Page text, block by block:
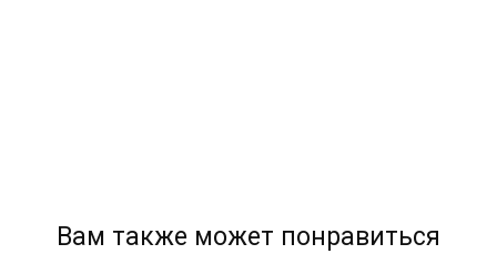
Вам также может понравиться